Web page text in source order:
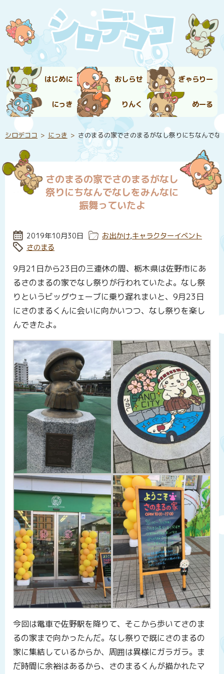
はじめに おしらせ ぎゃらりー
にっき りんく めーる
シロデココ にっき さのまるの家でさのまるがなし祭りにちなんで
さのまるの家でさのまるがなし
祭りにちなんでなしをみんなに
振舞っていたよ
投稿日:
2019年10月30日 カテゴリー:
お出かけ,キャラクターイベント
タグ:
さのまる
9月21日から23日の三連休の間、栃木県は佐野市にあ
るさのまるの家でなし祭りが行われていたよ。なし祭
りというビッグウェーブに乗り遅れまいと、9月23日
にさのまるくんに会いに向かいつつ、なし祭りを楽し
んできたよ。
今回は電車で佐野駅を降りて、そこから歩いてさのま
るの家まで向かったんだ。なし祭りで既にさのまるの
家に集結しているからか、周囲は異様にガラガラ。ま
だ時間に余裕はあるから、さのまるくんが描かれたマ